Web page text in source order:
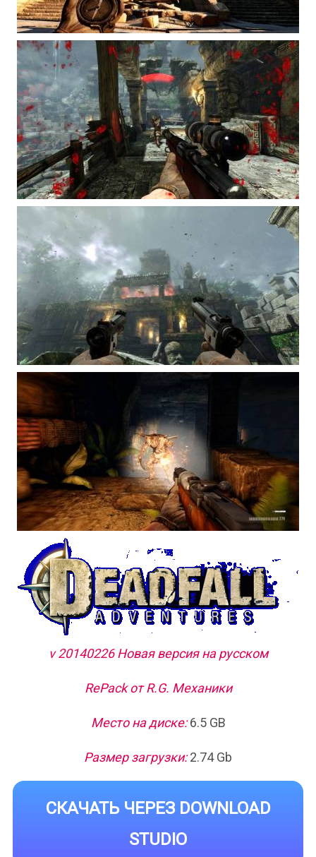
v 20140226 Новая версия на русском
RePack от R.G. Механики
Место на диске:6.5 GB
Размер загрузки:2.74 Gb
СКАЧАТЬ ЧЕРЕЗ DOWNLOAD
STUDIO